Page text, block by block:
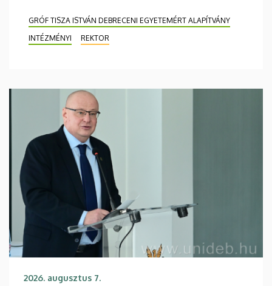
GRÓF TISZA ISTVÁN DEBRECENI EGYETEMÉRT ALAPÍTVÁNY
INTÉZMÉNYI
REKTOR
2026. augusztus 7.